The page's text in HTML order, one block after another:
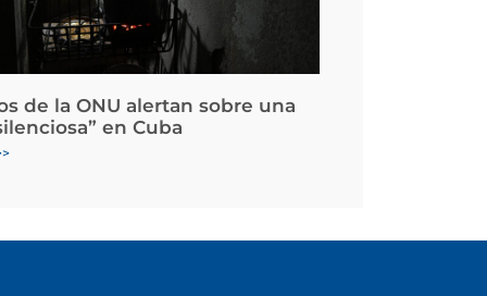
de la ONU alertan sobre una
en Cuba